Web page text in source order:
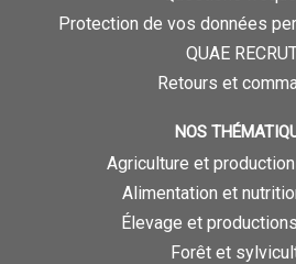
Protection de vos données
QUAE
Retours et
NOS
Agriculture et
Alimentation et
Élevage et
Forêt et